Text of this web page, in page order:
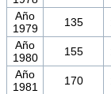
Año
1979
135
Año
1980
155
Año
1981
170